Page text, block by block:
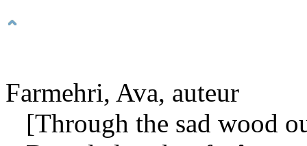
Farmehri, Ava, auteur
[Through the sad wood